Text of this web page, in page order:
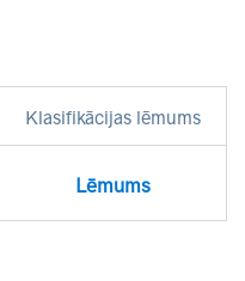
Klasifikācijas lēmums
Lēmums